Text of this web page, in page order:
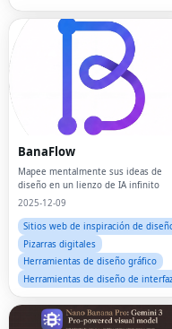
BanaFlow
Mapee mentalmente sus ideas de
diseño en un lienzo de IA infinito
2025-12-09
Sitios web de inspiración de
Pizarras digitales
Herramientas de diseño gráfico
Herramientas de diseño de